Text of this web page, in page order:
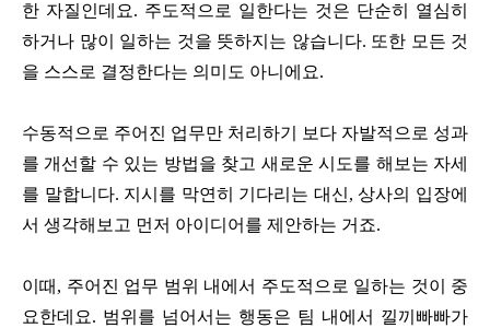
한 자질인데요. 주도적으로 일한다는 것은 단순히 열심히
하거나 많이 일하는 것을 뜻하지는 않습니다. 또한 모든 것
을 스스로 결정한다는 의미도 아니에요.
수동적으로 주어진 업무만 처리하기 보다 자발적으로 성과
를 개선할 수 있는 방법을 찾고 새로운 시도를 해보는 자세
를 말합니다. 지시를 막연히 기다리는 대신, 상사의 입장에
서 생각해보고 먼저 아이디어를 제안하는 거죠.
이때, 주어진 업무 범위 내에서 주도적으로 일하는 것이 중
요한데요. 범위를 넘어서는 행동은 팀 내에서 낄끼빠빠가